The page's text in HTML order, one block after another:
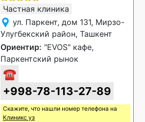
Частная клиника
ул. Паркент, дом 131, Мирзо-
Улугбекский район, Ташкент
Ориентир: "EVOS" кафе,
Паркентский рынок
☎
+998-78-113-27-89
Скажите, что нашли номер телефона на
Клиникс уз